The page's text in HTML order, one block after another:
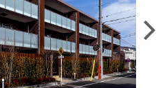
Next